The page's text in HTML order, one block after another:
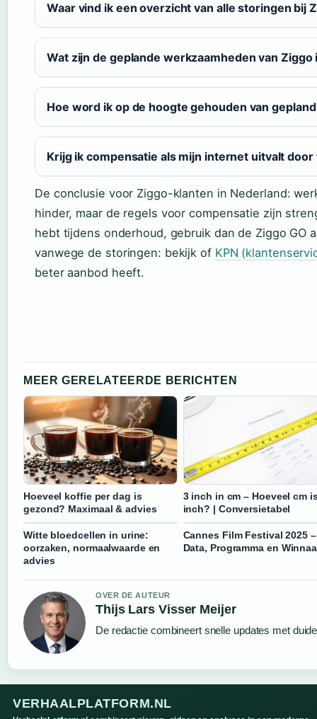
Waar vind ik een overzicht van alle storingen bij
Wat zijn de geplande werkzaamheden van Ziggo
Hoe word ik op de hoogte gehouden van
Krijg ik compensatie als mijn internet uitvalt
De conclusie voor Ziggo-klanten in Nederland:
hinder, maar de regels voor compensatie zijn
hebt tijdens onderhoud, gebruik dan de Ziggo GO
vanwege de storingen: bekijk of KPN
beter aanbod heeft.
MEER GERELATEERDE BERICHTEN
Hoeveel koffie per dag is
gezond? Maximaal & advies
3 inch in cm – Hoeveel cm
inch? | Conversietabel
Witte bloedcellen in urine:
oorzaken, normaalwaarde en
advies
Cannes Film Festival 2025 –
Data, Programma en
OVER DE AUTEUR
Thijs Lars Visser Meijer
De redactie combineert snelle updates met
VERHAALPLATFORM.NL